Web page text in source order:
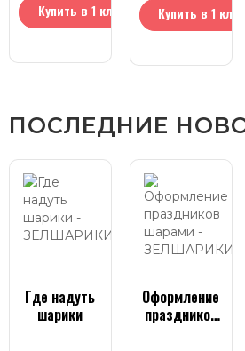
Купить в 1 клик
Купить в 1 клик
ПОСЛЕДНИЕ
Где надуть
шарики
Оформление
праздников